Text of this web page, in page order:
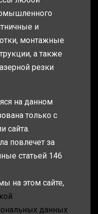
и
монтажные
а также
резки
на данном
только с
сайта.
повлечет за
статьей 146
на этом сайте,
данных